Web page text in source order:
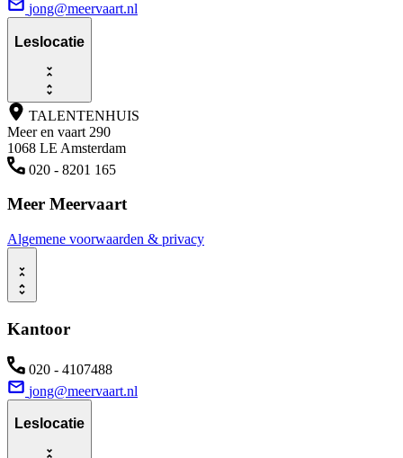
jong@meervaart.nl
Leslocatie
TALENTENHUIS
Meer en vaart 290
1068 LE Amsterdam
020 - 8201 165
Meer Meervaart
Algemene voorwaarden & privacy
Kantoor
020 - 4107488
jong@meervaart.nl
Leslocatie